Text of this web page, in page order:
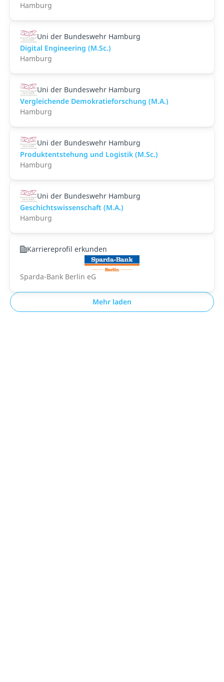
Hamburg
Uni der Bundeswehr Hamburg
Digital Engineering (M.Sc.)
Hamburg
Uni der Bundeswehr Hamburg
Vergleichende Demokratieforschung (M.A.)
Hamburg
Uni der Bundeswehr Hamburg
Produktentstehung und Logistik (M.Sc.)
Hamburg
Uni der Bundeswehr Hamburg
Geschichtswissenschaft (M.A.)
Hamburg
Karriereprofil erkunden
Sparda-Bank Berlin eG
Mehr laden